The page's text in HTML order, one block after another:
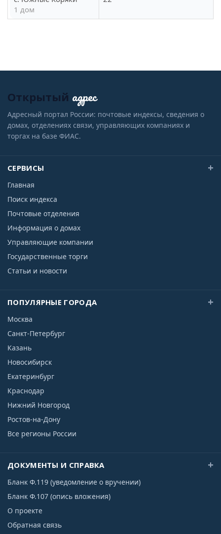
1 дом
Открытый адрес
Адресный портал России: почтовые индексы, сведения о
домах, отделениях связи, управляющих компаниях и
торгах на базе ФИАС.
СЕРВИСЫ
Главная
Поиск индекса
Почтовые отделения
Информация о домах
Управляющие компании
Государственные торги
Статьи и новости
ПОПУЛЯРНЫЕ ГОРОДА
Москва
Санкт-Петербург
Казань
Новосибирск
Екатеринбург
Краснодар
Нижний Новгород
Ростов-на-Дону
Все регионы России
ДОКУМЕНТЫ И СПРАВКА
Бланк Ф.119 (уведомление о вручении)
Бланк Ф.107 (опись вложения)
О проекте
Обратная связь